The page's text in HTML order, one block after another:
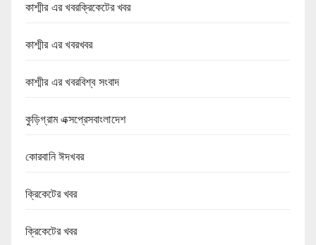
কাশ্মীর এর খবরক্রিকেটের খবর
কাশ্মীর এর খবরখবর
কাশ্মীর এর খবরবিশ্ব সংবাদ
কুড়িগ্রাম এক্সপ্রেসবাংলাদেশ
কোরবানি ঈদখবর
ক্রিকেটের খবর
ক্রিকেটের খবর